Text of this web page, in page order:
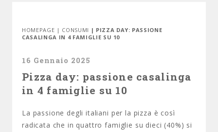
HOMEPAGE | CONSUMI | PIZZA DAY: PASSIONE
CASALINGA IN 4 FAMIGLIE SU 10
16 Gennaio 2025
Pizza day: passione casalinga
in 4 famiglie su 10
La passione degli italiani per la pizza è così
radicata che in quattro famiglie su dieci (40%) si